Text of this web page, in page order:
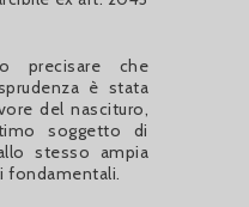
precisare che
è stata
del nascituro,
soggetto di
stesso ampia
fondamentali.